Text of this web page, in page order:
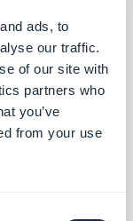
ads, to
our traffic.
of our site with
partners who
you’ve
from your use
web
offline
los
consultas de